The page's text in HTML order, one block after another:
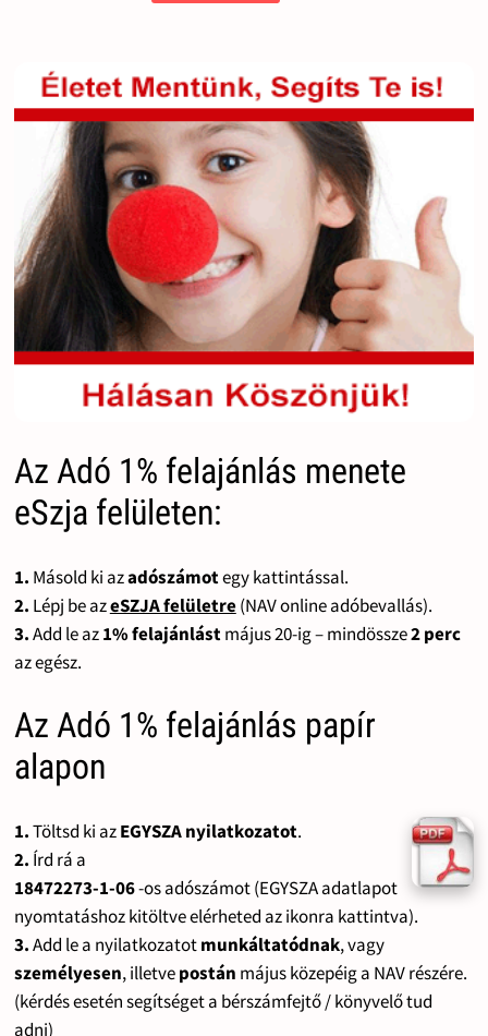
Az Adó 1% felajánlás menete
eSzja felületen:
1. Másold ki azadószámotegy kattintással.
2. Lépj be azeSZJA felületre(NAV online adóbevallás).
3.Add le az1% felajánlástmájus 20-ig – mindössze2 perc
az egész.
Az Adó 1% felajánlás papír
alapon
1.Töltsd ki azEGYSZA nyilatkozatot.
2. Írd rá a
18472273-1-06-os adószámot (EGYSZA adatlapot
nyomtatáshoz kitöltve elérheted az ikonra kattintva).
3.Add le a nyilatkozatotmunkáltatódnak, vagy
személyesen, illetvepostán május közepéig a NAV részére.
(kérdés esetén segítséget a bérszámfejtő / könyvelő tud
adni)